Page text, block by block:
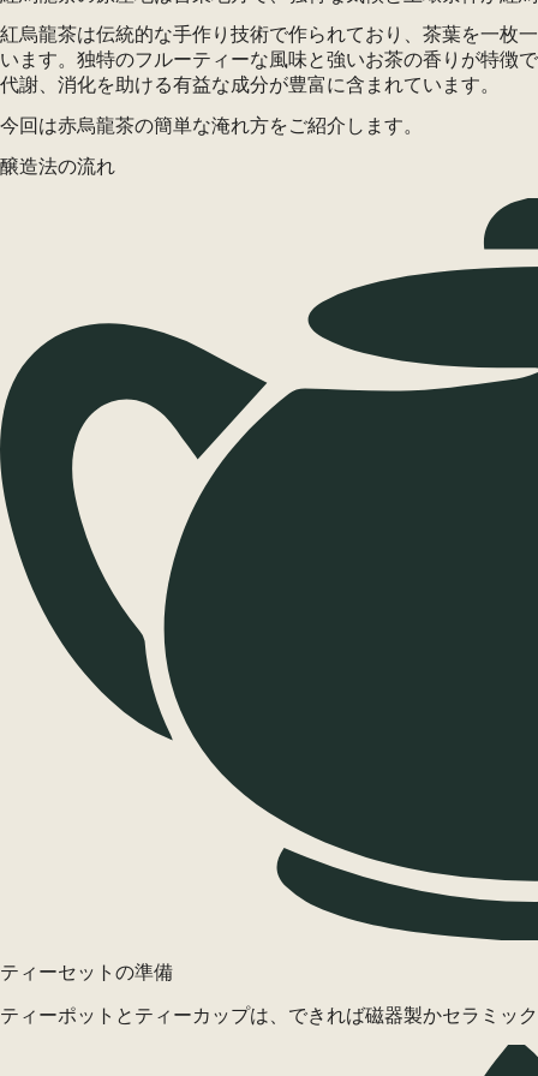
紅烏龍茶は伝統的な手作り技術で作られており、茶葉を一枚
います。独特のフルーティーな風味と強いお茶の香りが特徴
代謝、消化を助ける有益な成分が豊富に含まれています。
今回は赤烏龍茶の簡単な淹れ方をご紹介します。
醸造法の流れ
ティーセットの準備
ティーポットとティーカップは、できれば磁器製かセラミッ